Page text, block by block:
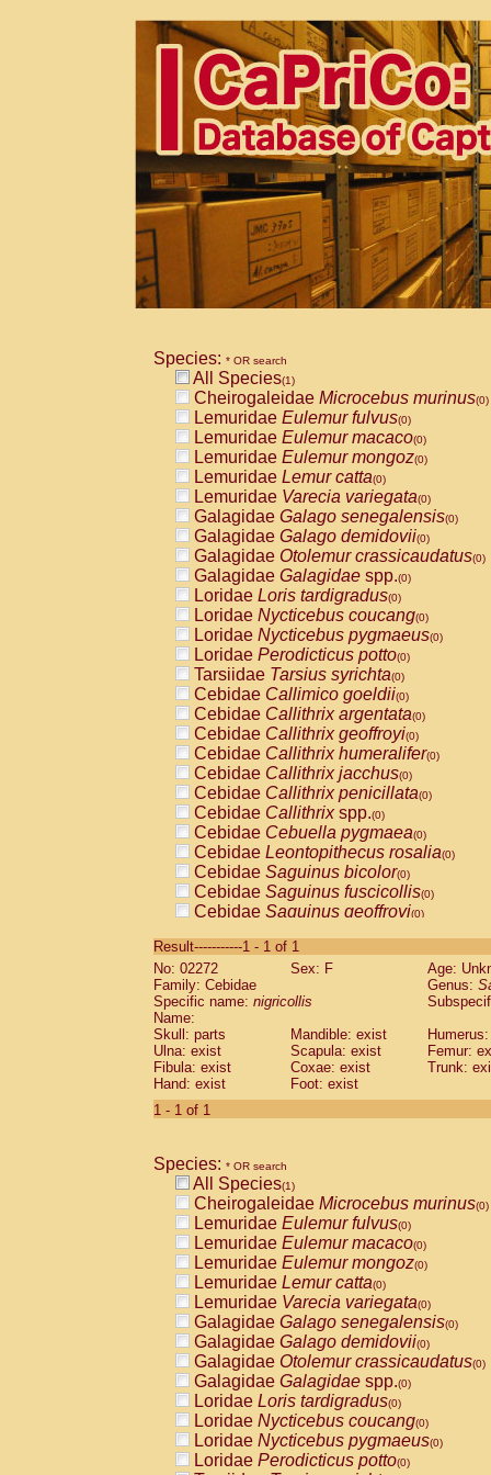
Species: * OR search
All Species(1)
Cheirogaleidae Microcebus murinus(0)
Lemuridae Eulemur fulvus(0)
Lemuridae Eulemur macaco(0)
Lemuridae Eulemur mongoz(0)
Lemuridae Lemur catta(0)
Lemuridae Varecia variegata(0)
Galagidae Galago senegalensis(0)
Galagidae Galago demidovii(0)
Galagidae Otolemur crassicaudatus(0)
Galagidae Galagidae spp.(0)
Loridae Loris tardigradus(0)
Loridae Nycticebus coucang(0)
Loridae Nycticebus pygmaeus(0)
Loridae Perodicticus potto(0)
Tarsiidae Tarsius syrichta(0)
Cebidae Callimico goeldii(0)
Cebidae Callithrix argentata(0)
Cebidae Callithrix geoffroyi(0)
Cebidae Callithrix humeralifer(0)
Cebidae Callithrix jacchus(0)
Cebidae Callithrix penicillata(0)
Cebidae Callithrixspp.(0)
Cebidae Cebuella pygmaea(0)
Cebidae Leontopithecus rosalia(0)
Cebidae Saguinus bicolor(0)
Cebidae Saguinus fuscicollis(0)
Cebidae Saguinus geoffroyi(0)
CebidaeSaguinus labiatus(0)
Cebidae Saguinus leucopus (0)
Cebidae
CebidaeSaguinus mystax
Cebidae Saguinus nigricollis (1)
Cebidae Saguinus oedipus
Cebidae Saguinus weddelli
Cebidae Saguinusspp.
Cebidae
CebidaeCebus capucinus
CebidaeCebus nigrivittatus
CebidaeCebus spp.(0)
CebidaeSaimiri boliviensis(0)
CebidaeSaimiri sciureus(0)
AtelidaeAlouatta caraya(0)
AtelidaeAlouatta fusca(0)
AtelidaeAlouatta seniculus(0)
AtelidaeAlouattaspp.(0)
AtelidaeAteles belzebuth(0)
AtelidaeAteles geoffroyi(0)
AtelidaeAteles paniscus(0)
AtelidaeAtelesspp.(0)
AtelidaeLagothrix lagothricha(0)
AtelidaeLagothrix lagothricha cana
PitheciidaeCacajao calvus
Result-----------1 - 1 of 1
No: 02272
Sex: F
Age:
Family: Cebidae
Genus:
Specific name: nigricollis
Name:
Skull: parts
Mandible: exist
Ulna: exist
Scapula: exist
Femur:
Fibula: exist
Coxae: exist
Trunk:
Hand: exist
Foot: exist
1 - 1 of 1
Species: * OR search
All Species(1)
Cheirogaleidae Microcebus murinus(0)
Lemuridae Eulemur fulvus(0)
Lemuridae Eulemur macaco(0)
Lemuridae Eulemur mongoz(0)
Lemuridae Lemur catta(0)
Lemuridae Varecia variegata(0)
Galagidae Galago senegalensis(0)
Galagidae Galago demidovii(0)
Galagidae Otolemur crassicaudatus(0)
Galagidae Galagidae spp.(0)
Loridae Loris tardigradus(0)
Loridae Nycticebus coucang(0)
Loridae Nycticebus pygmaeus(0)
Loridae Perodicticus potto(0)